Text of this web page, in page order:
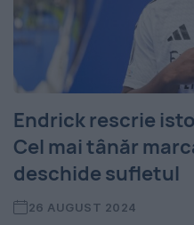
Endrick rescrie
Cel mai tânăr
deschide sufletul
26 AUGUST 2024